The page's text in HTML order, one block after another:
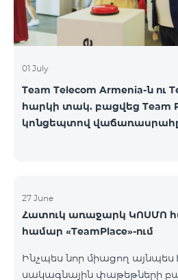
01 July
Team Telecom Armenia-ն ու
հարկի տակ. բացվեց Team
կոնցեպտով
27 June
Հատուկ առաջարկ ԿՈՍՄՈ
համար «TeamPlace»-ում
Ինչպես նոր միացող այնպես
սակագնային փաթեթների